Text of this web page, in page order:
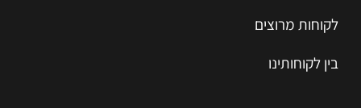
לקוחות מרוצים
בין לקוחותינו